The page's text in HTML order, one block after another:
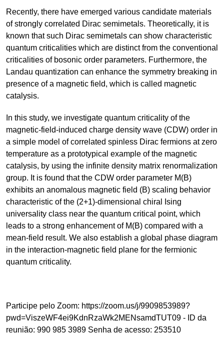
Recently, there have emerged various candidate materials
of strongly correlated Dirac semimetals. Theoretically, it is
known that such Dirac semimetals can show characteristic
quantum criticalities which are distinct from the conventional
criticalities of bosonic order parameters. Furthermore, the
Landau quantization can enhance the symmetry breaking in
presence of a magnetic field, which is called magnetic
catalysis.
In this study, we investigate quantum criticality of the
magnetic-field-induced charge density wave (CDW) order in
a simple model of correlated spinless Dirac fermions at zero
temperature as a prototypical example of the magnetic
catalysis, by using the infinite density matrix renormalization
group. It is found that the CDW order parameter M(B)
exhibits an anomalous magnetic field (B) scaling behavior
characteristic of the (2+1)-dimensional chiral Ising
universality class near the quantum critical point, which
leads to a strong enhancement of M(B) compared with a
mean-field result. We also establish a global phase diagram
in the interaction-magnetic field plane for the fermionic
quantum criticality.
Participe pelo Zoom: https://zoom.us/j/9909853989?
pwd=ViszeWF4ei9KdnRzaWk2MENsamdTUT09 - ID da
reunião: 990 985 3989 Senha de acesso: 253510